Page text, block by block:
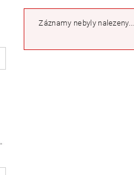
Záznamy nebyly nalezeny...